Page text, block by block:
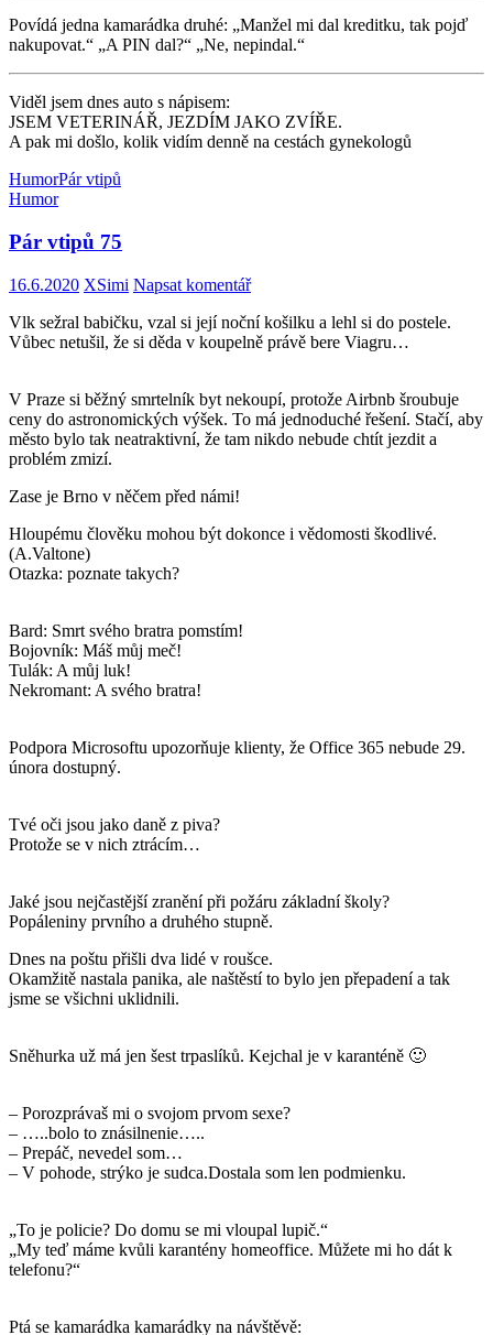
Povídá jedna kamarádka druhé: „Manžel mi dal kreditku, tak pojď
nakupovat.“ „A PIN dal?“ „Ne, nepindal.“
Viděl jsem dnes auto s nápisem:
JSEM VETERINÁŘ, JEZDÍM JAKO ZVÍŘE.
A pak mi došlo, kolik vidím denně na cestách gynekologů
HumorPár vtipů
Humor
Pár vtipů 75
16.6.2020 XSimi Napsat komentář
Vlk sežral babičku, vzal si její noční košilku a lehl si do postele.
Vůbec netušil, že si děda v koupelně právě bere Viagru…
V Praze si běžný smrtelník byt nekoupí, protože Airbnb šroubuje
ceny do astronomických výšek. To má jednoduché řešení. Stačí, aby
město bylo tak neatraktivní, že tam nikdo nebude chtít jezdit a
problém zmizí.
Zase je Brno v něčem před námi!
Hloupému člověku mohou být dokonce i vědomosti škodlivé.
(A.Valtone)
Otazka: poznate takych?
Bard: Smrt svého bratra pomstím!
Bojovník: Máš můj meč!
Tulák: A můj luk!
Nekromant: A svého bratra!
Podpora Microsoftu upozorňuje klienty, že Office 365 nebude 29.
února dostupný.
Tvé oči jsou jako daně z piva?
Protože se v nich ztrácím…
Jaké jsou nejčastější zranění při požáru základní školy?
Popáleniny prvního a druhého stupně.
Dnes na poštu přišli dva lidé v roušce.
Okamžitě nastala panika, ale naštěstí to bylo jen přepadení a tak
jsme se všichni uklidnili.
Sněhurka už má jen šest trpaslíků. Kejchal je v karanténě 🙂
– Porozprávaš mi o svojom prvom sexe?
– …..bolo to znásilnenie…..
– Prepáč, nevedel som…
– V pohode, strýko je sudca.Dostala som len podmienku.
„To je policie? Do domu se mi vloupal lupič.“
„My teď máme kvůli karantény homeoffice. Můžete mi ho dát k
telefonu?“
Ptá se kamarádka kamarádky na návštěvě: